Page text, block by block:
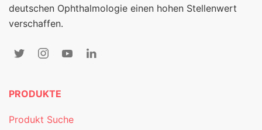
deutschen Ophthalmologie einen hohen Stellenwert
verschaffen.
PRODUKTE
Produkt Suche